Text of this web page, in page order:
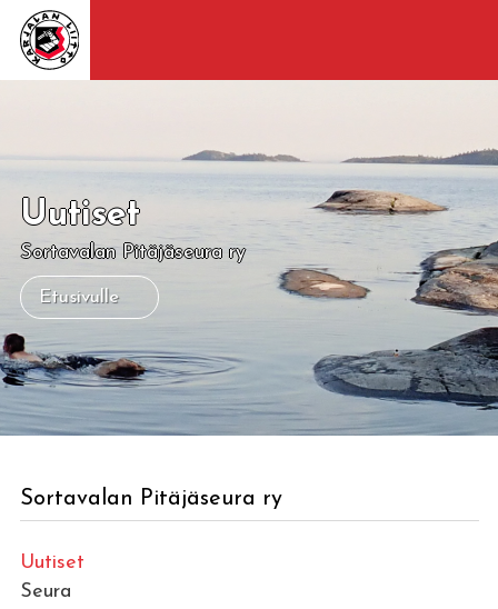
Uutiset
Sortavalan Pitäjäseura ry
Etusivulle
Sortavalan Pitäjäseura ry
Uutiset
Seura